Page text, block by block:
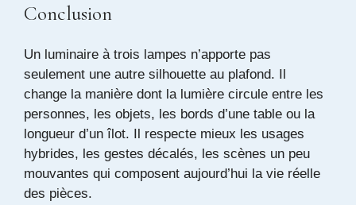
Conclusion
Un luminaire à trois lampes n’apporte pas
seulement une autre silhouette au plafond. Il
change la manière dont la lumière circule entre les
personnes, les objets, les bords d’une table ou la
longueur d’un îlot. Il respecte mieux les usages
hybrides, les gestes décalés, les scènes un peu
mouvantes qui composent aujourd’hui la vie réelle
des pièces.